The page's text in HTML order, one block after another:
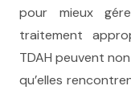
pour mieux
traitement
TDAH peuvent
qu’elles